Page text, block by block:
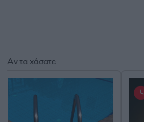
Αν τα χάσατε